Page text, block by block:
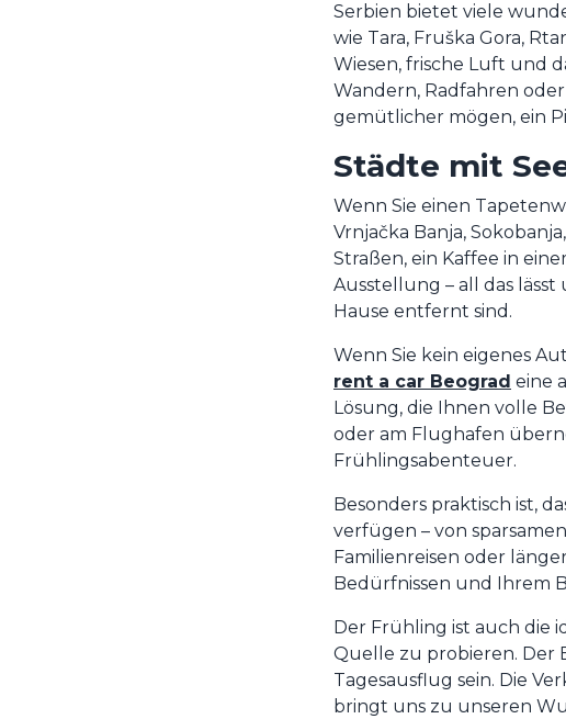
Serbien bietet viele
wie Tara, Fruška Gora,
Wiesen, frische Luft und
Wandern, Radfahren
gemütlicher mögen, ein
Städte mit
Wenn Sie einen
Vrnjačka Banja,
Straßen, ein Kaffee in
Ausstellung – all das
Hause entfernt sind.
Wenn Sie kein eigenes
rent a car Beograd eine
Lösung, die Ihnen volle
oder am Flughafen
Frühlingsabenteuer.
Besonders praktisch ist,
verfügen – von
Familienreisen oder
Bedürfnissen und Ihrem
Der Frühling ist auch die
Quelle zu probieren. Der
Tagesausflug sein. Die
bringt uns zu unseren